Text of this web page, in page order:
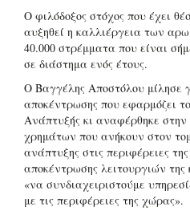
Ο φιλόδοξος στόχος που έχει
αυξηθεί η καλλιέργεια των
40.000 στρέμματα που είναι
σε διάστημα ενός έτους.
Ο Βαγγέλης Αποστόλου μίλησε
αποκέντρωσης που εφαρμόζει
Ανάπτυξής κι αναφέρθηκε
χρημάτων που ανήκουν στον
ανάπτυξης στις περιφέρειες
αποκέντρωσης λειτουργιών της
«να συνδιαχειριστούμε
με τις περιφέρειες της χώρας».